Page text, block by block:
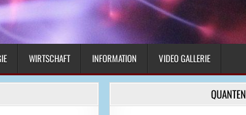
WIRTSCHAFT INFORMATION VIDEO GALLERIE
QUANTEN